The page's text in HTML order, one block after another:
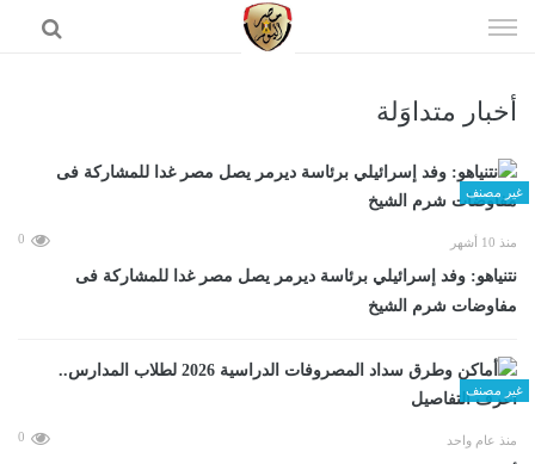
الى
أخبار متداوَلة
غير مصنف
منذ 10 أشهر 0
نتنياهو: وفد إسرائيلي برئاسة ديرمر يصل مصر غدا للمشاركة فى
مفاوضات شرم الشيخ
غير مصنف
منذ عام واحد 0